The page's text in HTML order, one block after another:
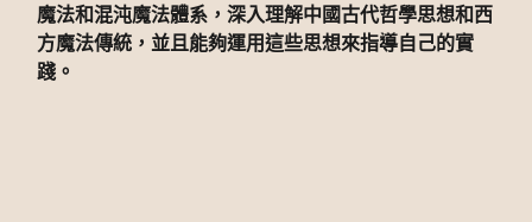
魔法和混沌魔法體系，深入理解中國古代哲學思想和西
方魔法傳統，並且能夠運用這些思想來指導自己的實
踐。